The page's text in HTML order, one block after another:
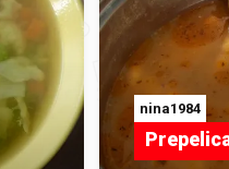
nina1984